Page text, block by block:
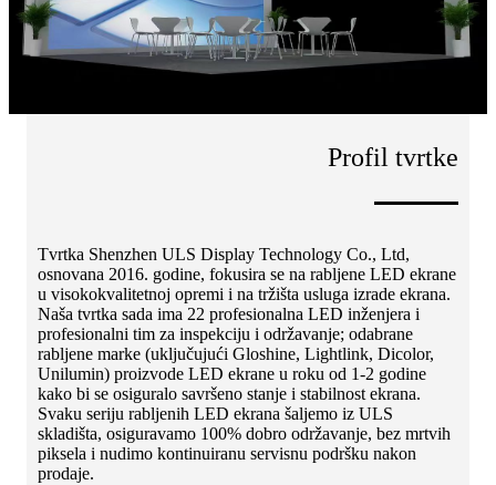
Profil tvrtke
Tvrtka Shenzhen ULS Display Technology Co., Ltd,
osnovana 2016. godine, fokusira se na rabljene LED ekrane
u visokokvalitetnoj opremi i na tržišta usluga izrade ekrana.
Naša tvrtka sada ima 22 profesionalna LED inženjera i
profesionalni tim za inspekciju i održavanje; odabrane
rabljene marke (uključujući Gloshine, Lightlink, Dicolor,
Unilumin) proizvode LED ekrane u roku od 1-2 godine
kako bi se osiguralo savršeno stanje i stabilnost ekrana.
Svaku seriju rabljenih LED ekrana šaljemo iz ULS
skladišta, osiguravamo 100% dobro održavanje, bez mrtvih
piksela i nudimo kontinuiranu servisnu podršku nakon
prodaje.